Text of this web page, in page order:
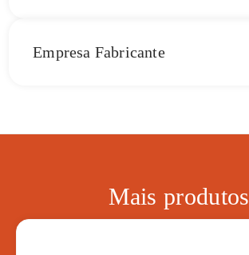
Empresa Fabricante
Mais produtos